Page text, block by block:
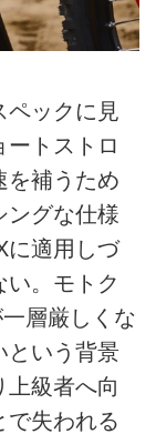
ペックに見
ートストロ
を補うため
ングな仕様
に適用しづ
い。モトク
層厳しくな
という背景
上級者へ向
で失われる